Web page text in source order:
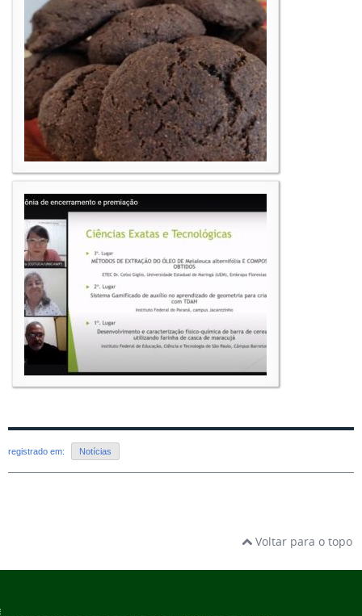
registrado em: Notícias
Voltar para o topo